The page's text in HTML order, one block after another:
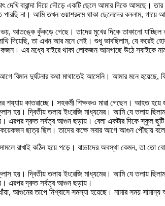
দেখি বারান্দা দিয়ে দৌড়ে একটি ছেলে আমার দিকে
না। আমি তখন ওয়াশরুমে থাকা ছেলেদের বললাম, গায়ে
ভয়, আতঙ্কে কুঁকড়ে গেছে। তাদের মুখের দিকে তাকানো যাচ্ছিল
দিয়েছি, তা এখন আর মনে নেই। শুধু ভাবছিলাম, যে করেই
এর মধ্যে বাইরে থাকা লোকজন আমগাছে উঠে সবাইকে
বিমান দুর্ঘটনার কথা মাথাতেই আসেনি। আমার মনে হয়েছে,
শয্যায় কাতরাচ্ছে। সহকর্মী শিক্ষকও মারা গেছেন। আহত
হয়। দ্বিতীয় তলায় ইংরেজি মাধ্যমের। আমি যে তলায়
এরপর দ্রুত সর্বত্র আগুন ছড়ায়। বেলা একটার দিকে স্কুল
কয়েকজন ছাত্র ছিল। তাদের কক্ষে সবার আগে আগুন পৌঁছায়
রাখাই কঠিন হয়ে পড়ে। বাচ্চাদের অবস্থা কেমন, তা তো
হয়। দ্বিতীয় তলায় ইংরেজি মাধ্যমের। আমি যে তলায়
এরপর দ্রুত সর্বত্র আগুন ছড়ায়।
আগুনের তাপে নিশ্বাসে সমস্যা হয়েছে। নামার সময়